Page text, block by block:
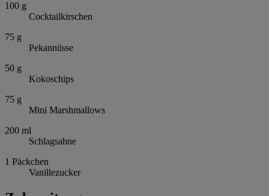
100 g
Cocktailkirschen
75 g
Pekannüsse
50 g
Kokoschips
75 g
Mini Marshmallows
200 ml
Schlagsahne
1 Päckchen
Vanillezucker